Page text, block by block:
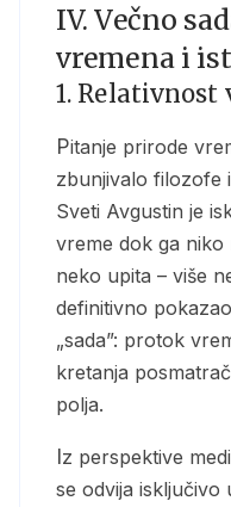
IV. Večno
vremena i
1. Relativnost
Pitanje prirode vremena vekovima je
zbunjivalo filozofe
Sveti Avgustin je
vreme dok ga niko
neko upita – više
definitivno
„sada”: protok
kretanja
polja.
Iz perspektive meditativnih tradicija, sav život
se odvija isključivo